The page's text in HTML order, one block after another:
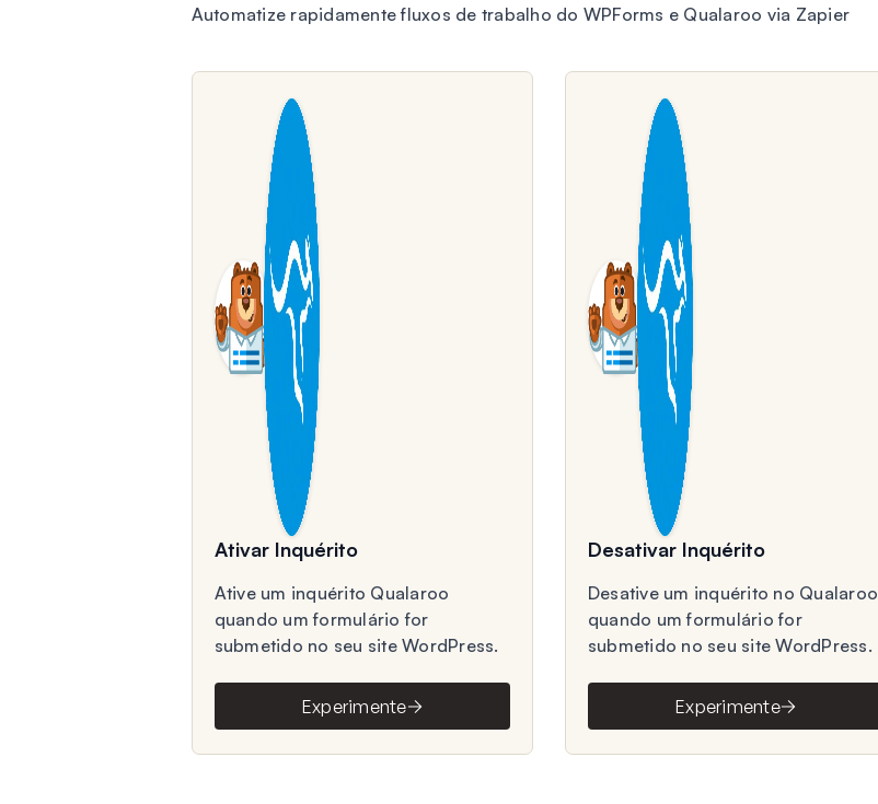
Automatize rapidamente fluxos de trabalho do WPForms e Qualaroo via Zapier
Ativar Inquérito
Ative um inquérito Qualaroo
quando um formulário for
submetido no seu site WordPress.
Experimente
Desativar Inquérito
Desative um inquérito no Qualaroo
quando um formulário for
submetido no seu site WordPress.
Experimente